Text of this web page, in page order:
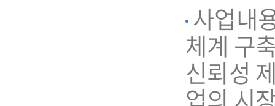
사업내
체계 구
신뢰성
업의 시